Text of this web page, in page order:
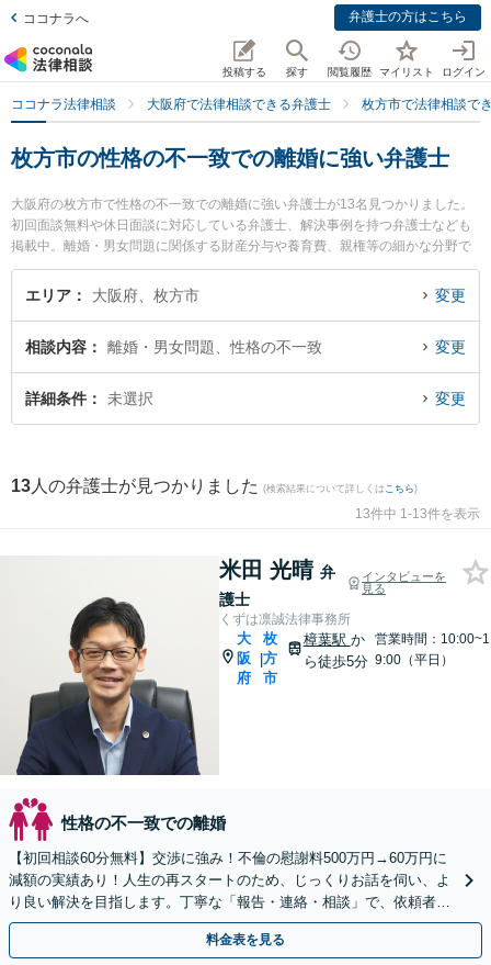
ココナラへ 弁護士の方はこちら
投稿する 探す 閲覧履歴 マイリスト ログイン
ココナラ法律相談 大阪府で法律相談できる弁護士 枚方市で法律相談で
枚方市の性格の不一致での離婚に強い弁護士
大阪府の枚方市で性格の不一致での離婚に強い弁護士が13名見つかりました。
初回面談無料や休日面談に対応している弁護士、解決事例を持つ弁護士なども
掲載中。離婚・男女問題に関係する財産分与や養育費、親権等の細かな分野で
の絞り込み検索もでき便利です。特にくずは凛誠法律事務所の米田 光晴弁護士
や古山綜合法律事務所の古山 隼也弁護士、弁護士法人ひこぼし法律事務所の山
ぐに弁護士に相談したい』『性格の不一致での離婚のトラブル解決の実績豊富
な近くの弁護士を検索したい』『初回相談無料で性格の不一致での離婚を法律
相談できる枚方市内の弁護士に相談予約したい』などでお困りの相談者さんに
エリア 大阪府、枚方市 変更
相談内容 離婚・男女問題、性格の不一致 変更
詳細条件 未選択 変更
13 人の弁護士が見つかりました (検索結果について詳しくは こちら)
13件中 1-13件を表示
米田 光晴 弁
護士
インタビューを
見る
くずは凛誠法律事務所
大
阪
府
|
枚
方
市
樟葉駅 か
ら徒歩5分
営業時間：10:00~1
9:00（平日）
性格の不一致での離婚
【初回相談60分無料】交渉に強み！不倫の慰謝料500万円→60万円に
減額の実績あり！人生の再スタートのため、じっくりお話を伺い、よ
り良い解決を目指します。丁寧な「報告・連絡・相談」で、依頼者の
方の不安軽減に努めます【休日・夜間面談可】
料金表を見る